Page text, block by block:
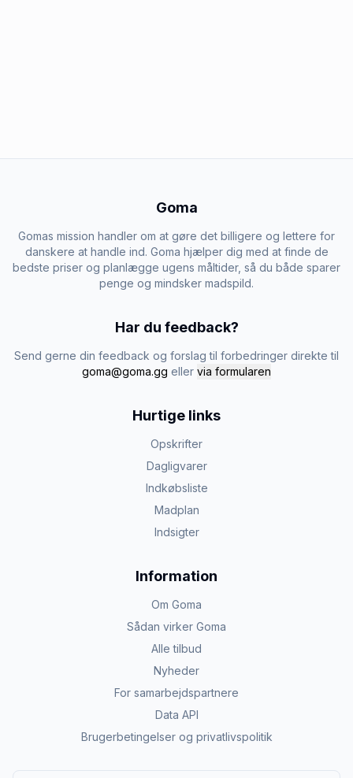
Goma
Gomas mission handler om at gøre det billigere og lettere for
danskere at handle ind. Goma hjælper dig med at finde de
bedste priser og planlægge ugens måltider, så du både sparer
penge og mindsker madspild.
Har du feedback?
Send gerne din feedback og forslag til forbedringer direkte til
goma@goma.gg eller via formularen
Hurtige links
Opskrifter
Dagligvarer
Indkøbsliste
Madplan
Indsigter
Information
Om Goma
Sådan virker Goma
Alle tilbud
Nyheder
For samarbejdspartnere
Data API
Brugerbetingelser og privatlivspolitik